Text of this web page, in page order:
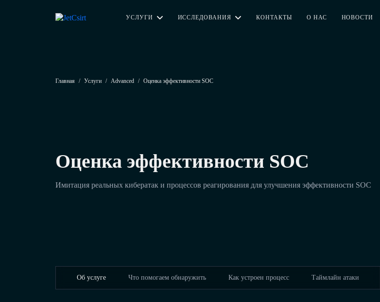
УСЛУГИ ИССЛЕДОВАНИЯ КОНТАКТЫ О НАС НОВОСТИ
Главная / Услуги / Advanced / Оценка эффективности SOC
Оценка эффективности SOC
Имитация реальных кибератак и процессов реагирования для улучшения эффективности SOC
Об услуге Что помогаем обнаружить Как устроен процесс Таймлайн атаки